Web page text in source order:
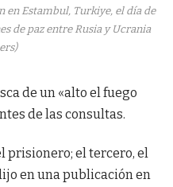
en Estambul, Turkiye, el día de
de paz entre Rusia y Ucrania
de un «alto el fuego
de las consultas.
prisionero; el tercero, el
en una publicación en